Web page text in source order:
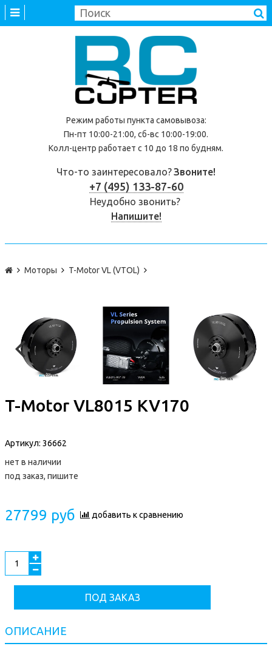
Режим работы пункта самовывоза:
Пн-пт 10:00-21:00, сб-вс 10:00-19:00.
Колл-центр работает с 10 до 18 по будням.
Что-то заинтересовало?Звоните!
+7 (495) 133-87-60
Неудобно звонить?
Напишите!
Моторы T-Motor VL (VTOL)
T-Motor VL8015 KV170
Артикул: 36662
нет в наличии
под заказ, пишите
27799 руб добавить к сравнению
ПОД ЗАКАЗ
ОПИСАНИЕ